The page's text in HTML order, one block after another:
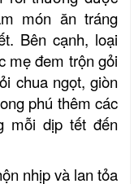
món ăn tráng
Bên cạnh, loại
mẹ đem trộn gỏi
chua ngọt, giòn
phú thêm các
mỗi dịp tết đến
nhịp và lan tỏa